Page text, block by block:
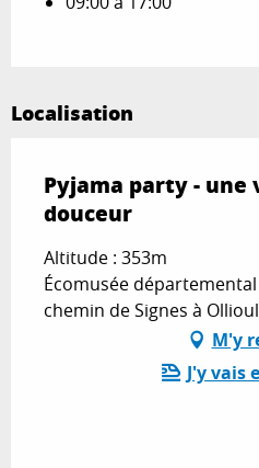
Localisation
Pyjama party -
douceur
Altitude : 353m
Écomusée départemental
chemin de Signes à
M'y
J'y vais